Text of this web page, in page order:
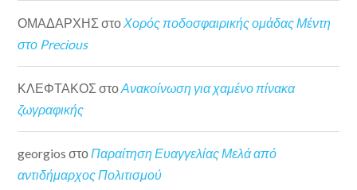
ΟΜΑΔΑΡΧΗΣ στοΧορός ποδοσφαιρικής ομάδας Μέντη
στο Precious
ΚΛΕΦΤΑΚΟΣ στοΑνακοίνωση για χαμένο πίνακα
ζωγραφικής
georgios στοΠαραίτηση Ευαγγελίας Μελά από
αντιδήμαρχος Πολιτισμού